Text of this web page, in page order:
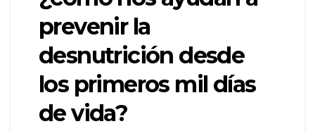
prevenir la
desnutrición desde
los primeros mil días
de vida?